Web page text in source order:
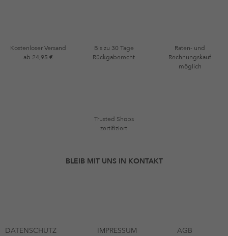
Kostenloser Versand
ab 24,95 €
Bis zu 30 Tage
Rückgaberecht
Raten- und
Rechnungskauf
möglich
Trusted Shops
zertifiziert
BLEIB MIT UNS IN KONTAKT
DATENSCHUTZ IMPRESSUM AGB